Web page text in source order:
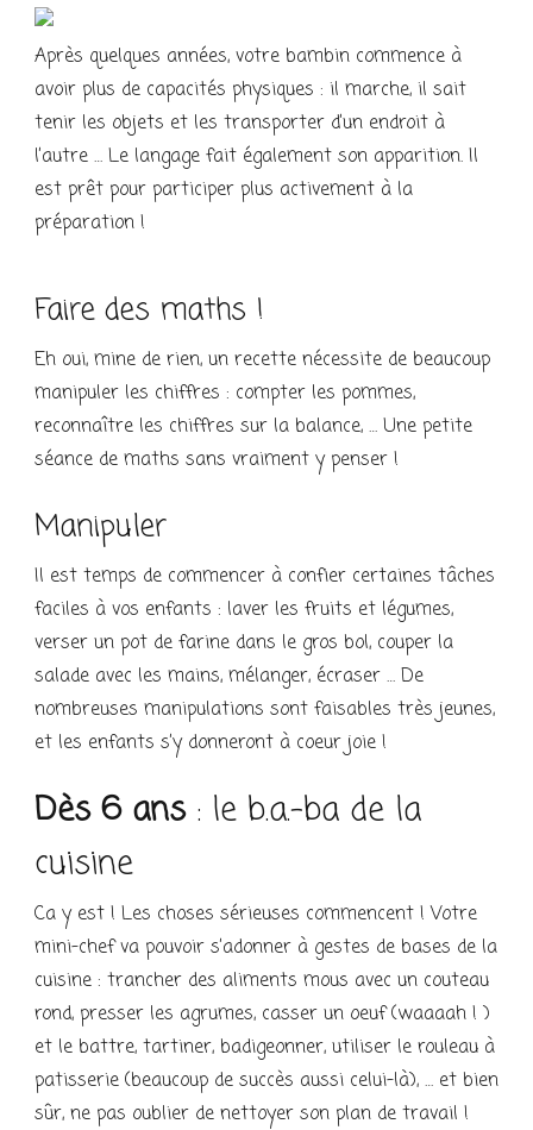
Après quelques années, votre bambin commence à
avoir plus de capacités physiques : il marche, il sait
tenir les objets et les transporter d’un endroit à
l’autre … Le langage fait également son apparition. Il
est prêt pour participer plus activement à la
préparation !
Faire des maths !
Eh oui, mine de rien, un recette nécessite de beaucoup
manipuler les chiffres : compter les pommes,
reconnaître les chiffres sur la balance, … Une petite
séance de maths sans vraiment y penser !
Manipuler
Il est temps de commencer à confier certaines tâches
faciles à vos enfants : laver les fruits et légumes,
verser un pot de farine dans le gros bol, couper la
salade avec les mains, mélanger, écraser … De
nombreuses manipulations sont faisables très jeunes,
et les enfants s’y donneront à coeur joie !
Dès 6 ans: le b.a.-ba de la
cuisine
Ca y est ! Les choses sérieuses commencent ! Votre
mini-chef va pouvoir s’adonner à gestes de bases de la
cuisine : trancher des aliments mous avec un couteau
rond, presser les agrumes, casser un oeuf (waaaah ! )
et le battre, tartiner, badigeonner, utiliser le rouleau à
patisserie (beaucoup de succès aussi celui-là), … et bien
sûr, ne pas oublier de nettoyer son plan de travail !